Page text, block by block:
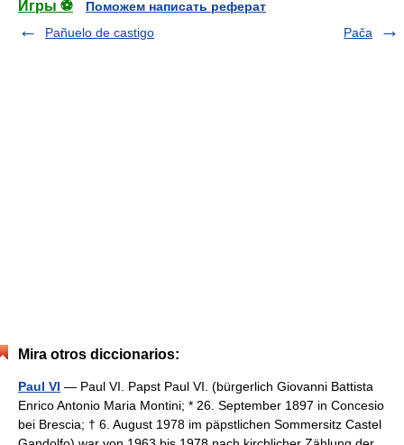
Игры ⚽
Поможем написать реферат
Pañuelo de castigo
Pača
Mira otros diccionarios:
Paul VI — Paul VI. Papst Paul VI. (bürgerlich Giovanni Battista
Enrico Antonio Maria Montini; * 26. September 1897 in Concesio
bei Brescia; † 6. August 1978 im päpstlichen Sommersitz Castel